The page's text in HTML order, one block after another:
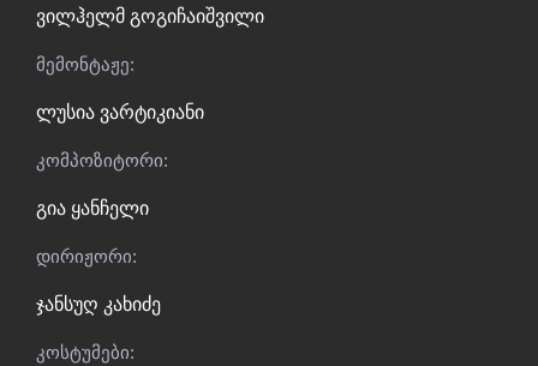
ვილჰელმ გოგიჩაიშვილი
მემონტაჟე:
ლუსია ვარტიკიანი
კომპოზიტორი:
გია ყანჩელი
დირიჟორი:
ჯანსუღ კახიძე
კოსტუმები: